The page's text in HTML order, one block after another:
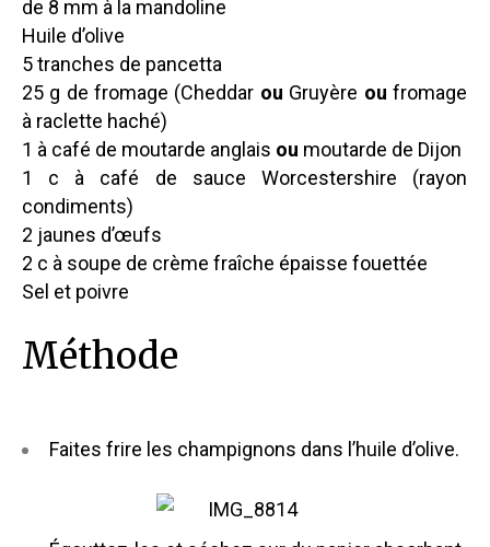
de 8 mm à la mandoline
Huile d’olive
5 tranches de pancetta
25 g de fromage (Cheddar ou Gruyère ou fromage
à raclette haché)
1 à café de moutarde anglais ou moutarde de Dijon
1 c à café de sauce Worcestershire (rayon
condiments)
2 jaunes d’œufs
2 c à soupe de crème fraîche épaisse fouettée
Sel et poivre
Méthode
Faites frire les champignons dans l’huile d’olive.